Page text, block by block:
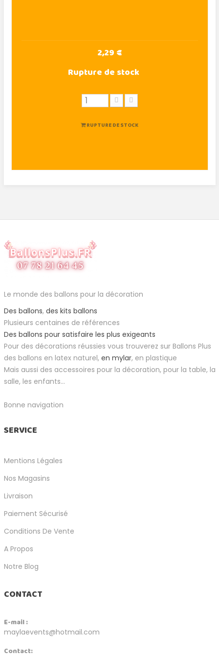
2,29 €
Rupture de stock
RUPTURE DE STOCK
Le monde des ballons pour la décoration
Des ballons, des kits ballons
Plusieurs centaines de références
Des ballons pour satisfaire les plus exigeants
Pour des décorations réussies vous trouverez sur Ballons Plus
des ballons en latex naturel, en mylar, en plastique
Mais aussi des accessoires pour la décoration, pour la table, la
salle, les enfants...
Bonne navigation
SERVICE
Mentions Légales
Nos Magasins
Livraison
Paiement Sécurisé
Conditions De Vente
A Propos
Notre Blog
CONTACT
E-mail :
maylaevents@hotmail.com
Contact: